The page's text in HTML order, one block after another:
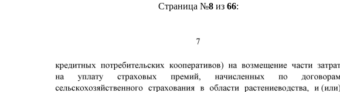
Страница №8из 66: